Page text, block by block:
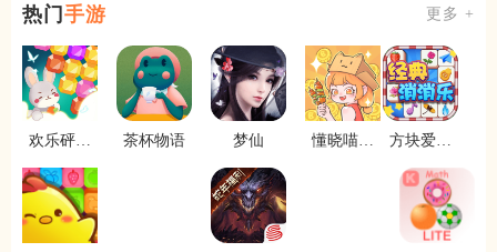
热门手游 更多 +
欢乐砰砰
茶杯物语 梦仙
懂晓喵步
方块爱消